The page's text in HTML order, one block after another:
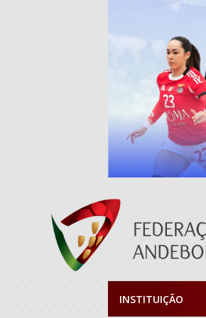
INSTITUIÇÃO